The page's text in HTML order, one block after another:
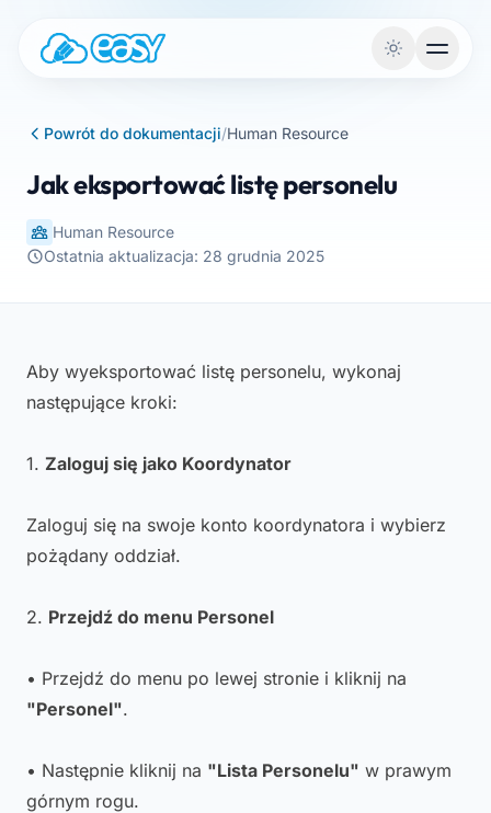
Powrót do dokumentacji/Human Resource
Jak eksportować listę personelu
Human Resource
Ostatnia aktualizacja: 28 grudnia 2025
Aby wyeksportować listę personelu, wykonaj
następujące kroki:
1. Zaloguj się jako Koordynator
Zaloguj się na swoje konto koordynatora i wybierz
pożądany oddział.
2. Przejdź do menu Personel
• Przejdź do menu po lewej stronie i kliknij na
"Personel".
• Następnie kliknij na "Lista Personelu" w prawym
górnym rogu.